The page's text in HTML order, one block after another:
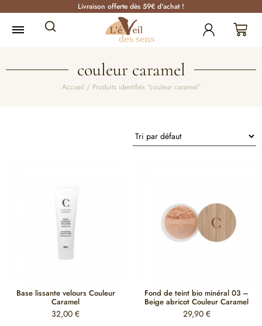
Livraison offerte dès 59€ d'achat !
couleur caramel
Accueil / Produits identifiés “couleur caramel”
Base lissante velours Couleur
Caramel
32,00 €
Fond de teint bio minéral 03 –
Beige abricot Couleur Caramel
29,90 €